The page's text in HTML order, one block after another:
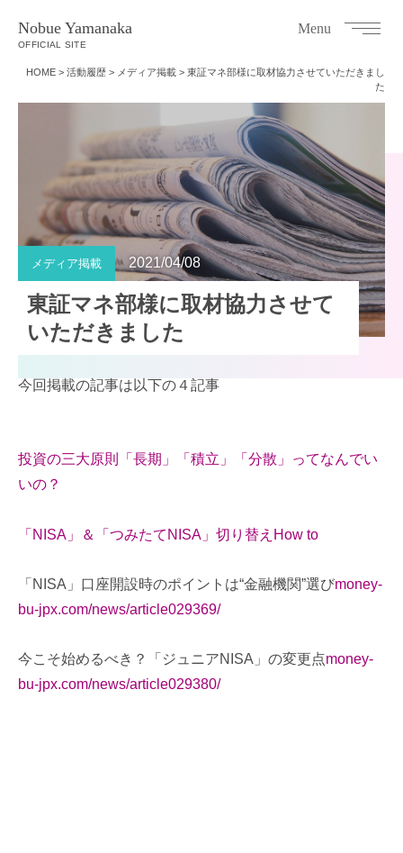
Nobue Yamanaka
OFFICIAL SITE
Menu
HOME > 活動履歴 > メディア掲載 > 東証マネ部様に取材協力させていただきまし
た
メディア掲載 2021/04/08
東証マネ部様に取材協力させて
いただきました
今回掲載の記事は以下の４記事
投資の三大原則「長期」「積立」「分散」ってなんでい
いの？
「NISA」＆「つみたてNISA」切り替えHow to
「NISA」口座開設時のポイントは“金融機関”選びmoney-
bu-jpx.com/news/article029369/
今こそ始めるべき？「ジュニアNISA」の変更点money-
bu-jpx.com/news/article029380/